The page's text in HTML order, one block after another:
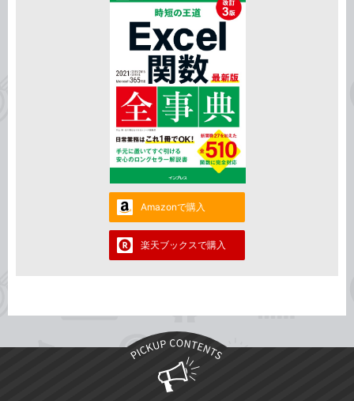
Amazonで購入
楽天ブックスで購入